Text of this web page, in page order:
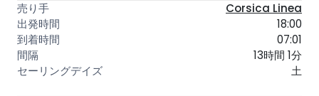
Corsica Linea
18:00
07:01
13時間 1分
土